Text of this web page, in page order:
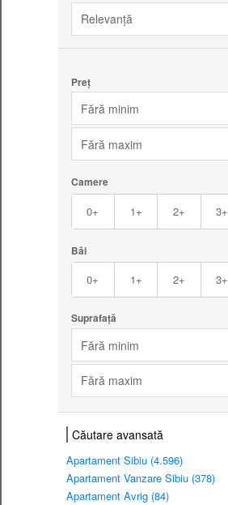
Relevanță
Preț
Fără minim
Fără maxim
Camere
0+ 1+ 2+ 3+
Băi
0+ 1+ 2+ 3+
Suprafață
Fără minim
Fără maxim
Căutare avansată
Apartament Sibiu (4.596)
Apartament Vanzare Sibiu (378)
Apartament Avrig (84)